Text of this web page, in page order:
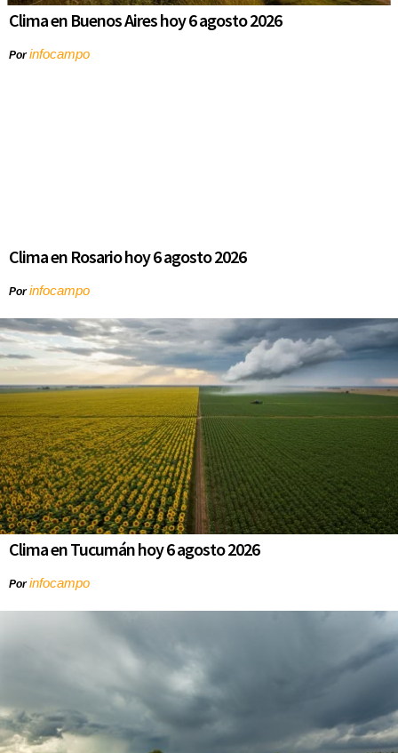
Clima en Buenos Aires hoy 6 agosto 2026
Porinfocampo
Clima en Rosario hoy 6 agosto 2026
Porinfocampo
Clima en Tucumán hoy 6 agosto 2026
Porinfocampo